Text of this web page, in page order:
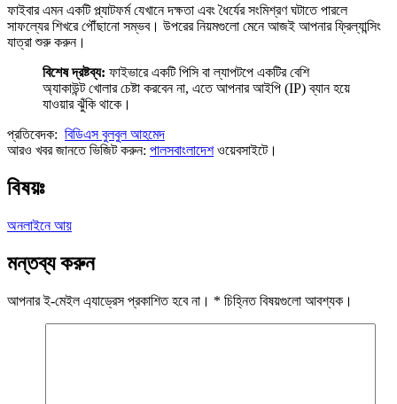
ফাইবার এমন একটি প্ল্যাটফর্ম যেখানে দক্ষতা এবং ধৈর্যের সংমিশ্রণ ঘটাতে পারলে
সাফল্যের শিখরে পৌঁছানো সম্ভব। উপরের নিয়মগুলো মেনে আজই আপনার ফ্রিল্যান্সিং
যাত্রা শুরু করুন।
বিশেষ দ্রষ্টব্য: ফাইভারে একটি পিসি বা ল্যাপটপে একটির বেশি
অ্যাকাউন্ট খোলার চেষ্টা করবেন না, এতে আপনার আইপি (IP) ব্যান হয়ে
যাওয়ার ঝুঁকি থাকে।
প্রতিবেদক: বিডিএস বুলবুল আহমেদ
আরও খবর জানতে ভিজিট করুন: পালসবাংলাদেশওয়েবসাইটে।
বিষয়ঃ
অনলাইনে আয়
মন্তব্য করুন
আপনার ই-মেইল এ্যাড্রেস প্রকাশিত হবে না। * চিহ্নিত বিষয়গুলো আবশ্যক।